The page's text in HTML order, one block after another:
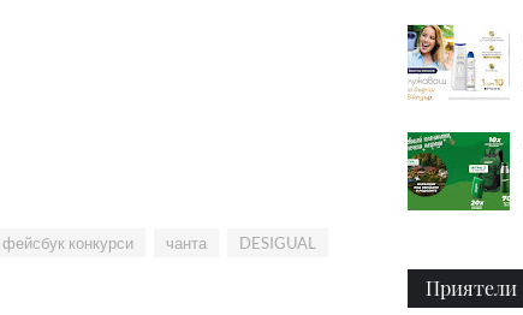
фейсбук конкурси чанта DESIGUAL
Приятели